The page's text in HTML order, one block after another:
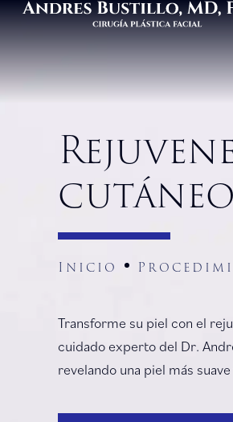
Inicio
Transforme su piel con el
cuidado experto del Dr.
revelando una piel más